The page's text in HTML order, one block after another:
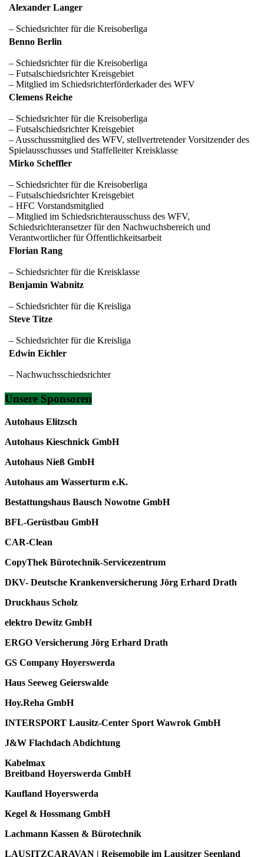
Alexander Langer
– Schiedsrichter für die Kreisoberliga
Benno Berlin
– Schiedsrichter für die Kreisoberliga
– Futsalschiedsrichter Kreisgebiet
– Mitglied im Schiedsrichterförderkader des WFV
Clemens Reiche
– Schiedsrichter für die Kreisoberliga
– Futsalschiedsrichter Kreisgebiet
– Ausschussmitglied des WFV, stellvertretender Vorsitzender des
Spielausschusses und Staffelleiter Kreisklasse
Mirko Scheffler
– Schiedsrichter für die Kreisoberliga
– Futsalschiedsrichter Kreisgebiet
– HFC Vorstandsmitglied
– Mitglied im Schiedsrichterausschuss des WFV,
Schiedsrichteransetzer für den Nachwuchsbereich und
Verantwortlicher für Öffentlichkeitsarbeit
Florian Rang
– Schiedsrichter für die Kreisklasse
Benjamin Wabnitz
– Schiedsrichter für die Kreisliga
Steve Titze
– Schiedsrichter für die Kreisliga
Edwin Eichler
– Nachwuchsschiedsrichter
Unsere Sponsoren
Autohaus Elitzsch
Autohaus Kieschnick GmbH
Autohaus Nieß GmbH
Autohaus am Wasserturm e.K.
Bestattungshaus Bausch Nowotne GmbH
BFL-Gerüstbau GmbH
CAR-Clean
CopyThek Bürotechnik-Servicezentrum
DKV- Deutsche Krankenversicherung Jörg Erhard Drath
Druckhaus Scholz
elektro Dewitz GmbH
ERGO Versicherung Jörg Erhard Drath
GS Company Hoyerswerda
Haus Seeweg Geierswalde
Hoy.Reha GmbH
INTERSPORT Lausitz-Center Sport Wawrok GmbH
J&W Flachdach Abdichtung
Kabelmax
Breitband Hoyerswerda GmbH
Kaufland Hoyerswerda
Kegel & Hossmang GmbH
Lachmann Kassen & Bürotechnik
LAUSITZCARAVAN | Reisemobile im Lausitzer Seenland